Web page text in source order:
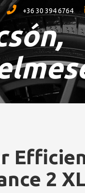
+36 30 394 6764
2